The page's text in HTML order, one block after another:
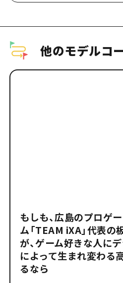
他のモデルコ
もしも、広島のプロゲ
ム「TEAM iXA」代表の
が、ゲーム好きな人に
によって生まれ変わる
るなら